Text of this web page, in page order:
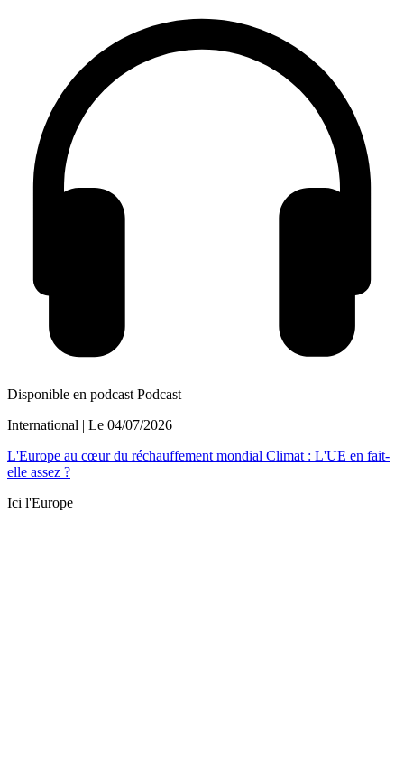
Disponible en podcast Podcast
International | Le 04/07/2026
L'Europe au cœur du réchauffement mondial Climat : L'UE en fait-
elle assez ?
Ici l'Europe